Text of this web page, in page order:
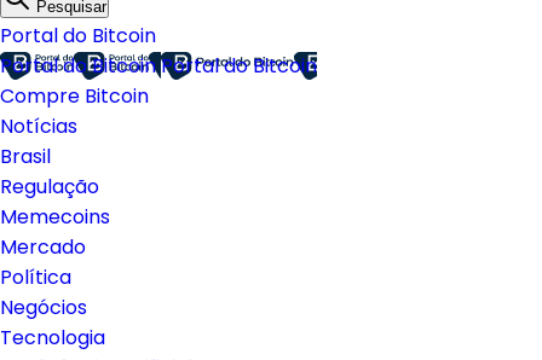
Pesquisar
Portal do Bitcoin
Portal do BitcoinPortal do Bitcoin
Compre Bitcoin
Notícias
Brasil
Regulação
Memecoins
Mercado
Política
Negócios
Tecnologia